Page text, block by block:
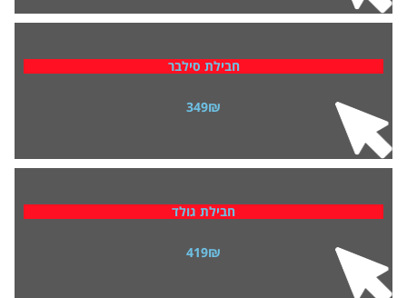
חבילת סילבר
349₪
חבילת גולד
419₪